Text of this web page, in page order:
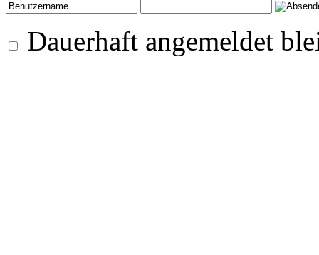
Dauerhaft angemeldet